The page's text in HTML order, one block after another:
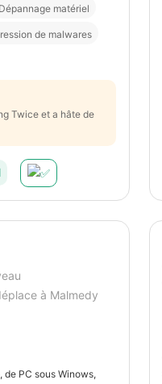
Dépannage matériel
de malwares
Twice et a hâte de
à Malmedy
de PC sous Winows,